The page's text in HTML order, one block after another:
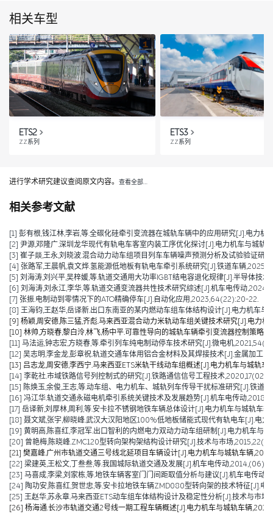
相关车型
ETS2
ZZ系列
ETS3
ZZ系列
进行学术研究建议查阅原文内容。 查看全部…
相关参考文献
[1] 彭有根,钱江林,李岩,等.全碳化硅牵引变流器在城轨车辆中的应用研究[J].电力
[2] 尹源,邓隆广.深圳龙华现代有轨电车客室内装工序优化探讨[J].电力机车与城轨
[3] 崔子燚,王永,刘晓波.混合动力动车组项目列车车辆噪声预测分析及试验验证研
[4] 张路军,王晨帆,袁文烨.氢能源低地板有轨电车牵引系统研究[J].铁道车辆
[5] 刘海涛,刘兴平,吴梓媛,等.轨道交通用大功率IGBT结电容退化规律[J].半导体技
[6] 刘海涛,刘永江,李华,等.轨道交通变流器共性技术研究综述[J].机车电传动
[7] 张振.电制动到零情况下的ATO精确停车[J].自动化应用,2023,64(22):20-22.
[8] 王海钧,王赵华,岳译新.出口东南亚的某内燃动车组车体结构设计[J].电力机车
[9] 杨颖,周安德,陈三猛,齐彪.马来西亚混合动力米轨动车组关键技术研究[J].电力
[10] 林帅,方晓春,黎白泠,林飞,杨中平.可靠性导向的城轨车辆牵引变流器控制策略
[11] 马法运,钟志宏,方晓春,等.牵引列车纯电制动停车技术研究[J].微电机
[12] 吴志明,李金龙,彭章祝.轨道交通车体用铝合金材料及其焊接技术[J].金属加工(
[13] 吕志龙,周安德,李西宁.马来西亚ETS米轨干线动车组概述[J].电力机车与城轨
[14] 李乾社.市域铁路信号列控制式的研究[J].铁路通信信号工程技术
[15] 陈焕玉,余俊,王志,等.动车组、电力机车、城轨列车传导干扰标准研究[J].铁道
[16] 冯江华.轨道交通永磁电机牵引系统关键技术及发展趋势[J].机车电传动
[17] 岳译新,刘厚林,周利,等.安卡拉不锈钢地铁车辆总体设计[J].电力机车与城轨车
[18] 聂文斌,张宇,柳晓峰.武汉大汉阳地区100%低地板储能式现代有轨电车[J].电
[19] 黄明高,陈喜红,李冠军.出口智利的内燃电力双动力动车组研制[J].电力机车与
[20] 曾艳梅,陈晓峰.ZMC120型转向架构架结构设计研究[J].技术与市场
[21] 樊嘉峰.广州市轨道交通三号线北延项目车辆设计[J].电力机车与城轨车辆
[22] 梁建英,王松文,丁叁叁,等.我国城际轨道交通及发展[J].机车电传动
[23] 马喜成,李梁,刘家栋,等.地铁车辆客室门门间距取值分析与建议[J].机车电传动
[24] 陶功安,陈喜红,贺世忠,等.安卡拉地铁车辆ZMD080型转向架的技术特征[J].电
[25] 王赵华,苏永章.马来西亚ETS动车组车体结构设计及稳定性分析[J].技术与市
[26] 杨海通.长沙市轨道交通2号线一期工程车辆概述[J].电力机车与城轨车辆